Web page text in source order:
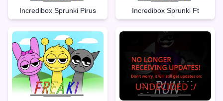
Incredibox Sprunki Pirus Incredibox Sprunki Ft